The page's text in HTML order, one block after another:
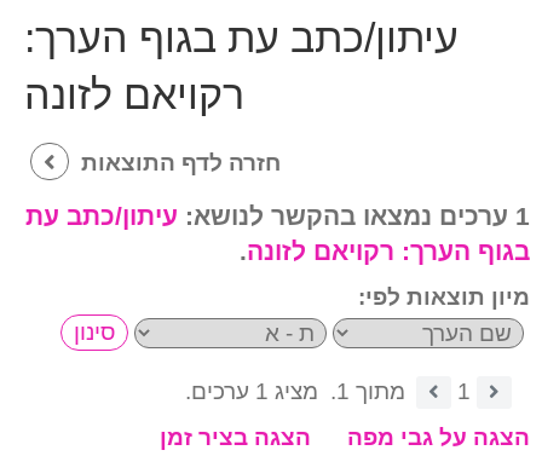
עיתון/כתב עת בגוף הערך:
רקויאם לזונה
חזרה לדף התוצאות
1 ערכים נמצאו בהקשר לנושא:
עיתון/כתב עת
בגוף הערך: רקויאם לזונה.
מיון תוצאות לפי:
1 מתוך 1.
מציג 1 ערכים.
הצגה על גבי מפה
הצגה בציר זמן